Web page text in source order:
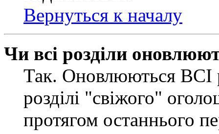
Вернуться к началу
Чи всі розділи
Так. Оновлюються ВСІ
розділі "свіжого"
протягом останнього